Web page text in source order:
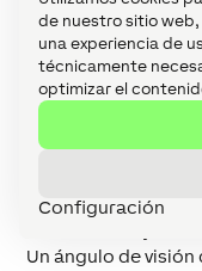
de nuestro sitio
una experiencia de
técnicamente
optimizar el
Configuración
Pintura de
Montaje
Los LED Spots
muebles,
decoración. Con
diámetro para el
Un ángulo de visión